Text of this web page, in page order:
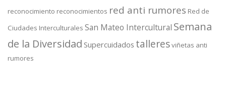
reconocimiento reconocimientos red anti rumores Red de
Ciudades Interculturales San Mateo Intercultural Semana
de la Diversidad Supercuidados talleresviñetas anti
rumores